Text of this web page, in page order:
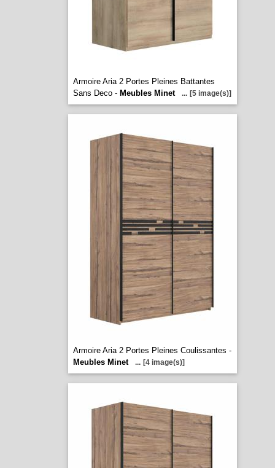
Armoire Aria 2 Portes Pleines Battantes
Sans Deco - Meubles Minet ... [5 image(s)]
Armoire Aria 2 Portes Pleines Coulissantes -
Meubles Minet
... [4 image(s)]